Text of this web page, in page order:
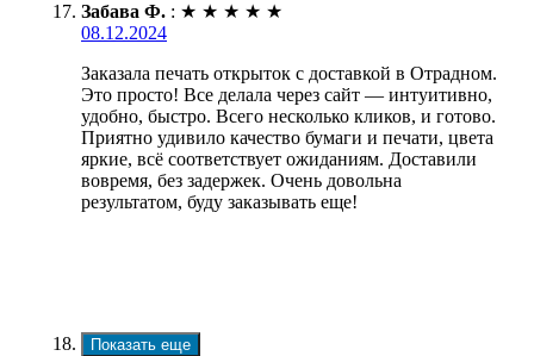
Забава Ф. : ★ ★ ★ ★ ★
08.12.2024
Заказала печать открыток с доставкой в Отрадном.
Это просто! Все делала через сайт — интуитивно,
удобно, быстро. Всего несколько кликов, и готово.
Приятно удивило качество бумаги и печати, цвета
яркие, всё соответствует ожиданиям. Доставили
вовремя, без задержек. Очень довольна
результатом, буду заказывать еще!
Показать еще